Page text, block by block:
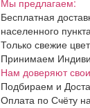
Мы предлагаем:
Бесплатная
населенного
Только свежие
Принимаем
Нам доверяют
Подбираем и
Оплата по Счёту